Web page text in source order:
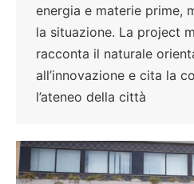
energia e materie prime,
la situazione. La project
racconta il naturale
all’innovazione e cita la
l’ateneo della città